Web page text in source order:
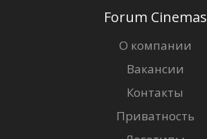
Forum Cinemas
О компании
Вакансии
Контакты
Приватность